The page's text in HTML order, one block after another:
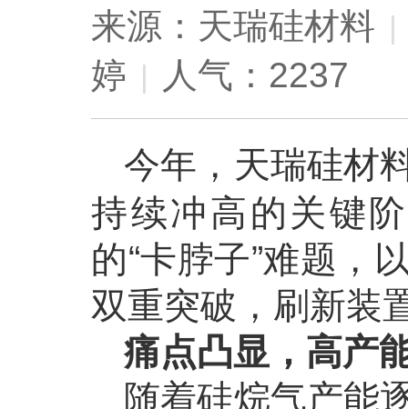
来源：天瑞硅材料 |
婷 | 人气：2237
今年，天瑞硅材
持续冲高的关键
的“卡脖子”难题，
双重突破，刷新装
痛点凸显，高产
随着硅烷气产能